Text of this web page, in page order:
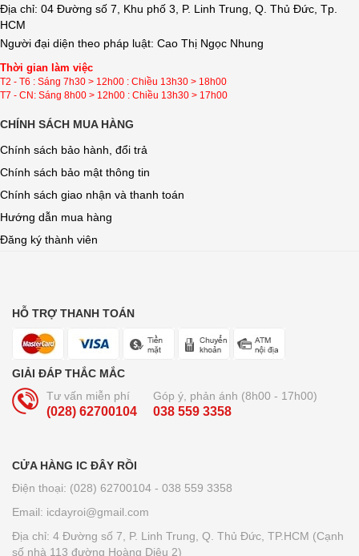
Địa chỉ: 04 Đường số 7, Khu phố 3, P. Linh Trung, Q. Thủ Đức, Tp.
HCM
Người đại diện theo pháp luật: Cao Thị Ngọc Nhung
Thời gian làm việc
T2 - T6 : Sáng 7h30 > 12h00 : Chiều 13h30 > 18h00
T7 - CN: Sáng 8h00 > 12h00 : Chiều 13h30 > 17h00
CHÍNH SÁCH MUA HÀNG
Chính sách bảo hành, đổi trả
Chính sách bảo mật thông tin
Chính sách giao nhận và thanh toán
Hướng dẫn mua hàng
Đăng ký thành viên
HỖ TRỢ THANH TOÁN
GIẢI ĐÁP THẮC MẮC
Tư vấn miễn phí
(028) 62700104
Góp ý, phản ánh (8h00 - 17h00)
038 559 3358
CỬA HÀNG IC ĐÂY RỒI
Điện thoại: (028) 62700104 - 038 559 3358
Email: icdayroi@gmail.com
Địa chỉ: 4 Đường số 7, P. Linh Trung, Q. Thủ Đức, TP.HCM (Cạnh
số nhà 113 đường Hoàng Diệu 2)